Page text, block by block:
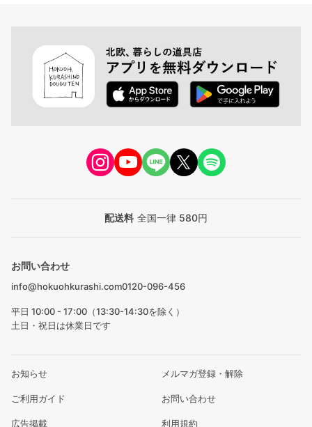
配送料 全国一律 580円
お問い合わせ
info@hokuohkurashi.com0120-096-456
平日 10:00 - 17:00（13:30-14:30を除く）
土日・祝日は休業日です
お知らせ メルマガ登録・解除
ご利用ガイド お問い合わせ
広告掲載 利用規約